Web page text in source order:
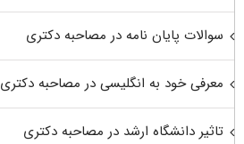
سوالات پایان نامه در مصاحبه دکتری
معرفی خود به انگلیسی در مصاحبه دکتری
تاثیر دانشگاه ارشد در مصاحبه دکتری